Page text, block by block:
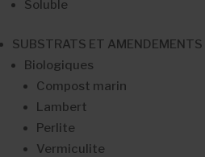
Soluble
SUBSTRATS ET AMENDEMENTS
Biologiques
Compost marin
Lambert
Perlite
Vermiculite